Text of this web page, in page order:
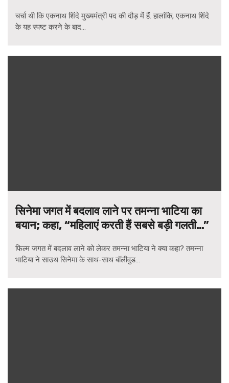
चर्चा थी कि एकनाथ शिंदे मुख्यमंत्री पद की दौड़ में हैं. हालांकि, एकनाथ शिंदे
के यह स्पष्ट करने के बाद...
सिनेमा जगत में बदलाव लाने पर तमन्ना भाटिया का
बयान; कहा, “महिलाएं करती हैं सबसे बड़ी गलती…”
फिल्म जगत में बदलाव लाने को लेकर तमन्ना भाटिया ने क्या कहा? तमन्ना
भाटिया ने साउथ सिनेमा के साथ-साथ बॉलीवुड...